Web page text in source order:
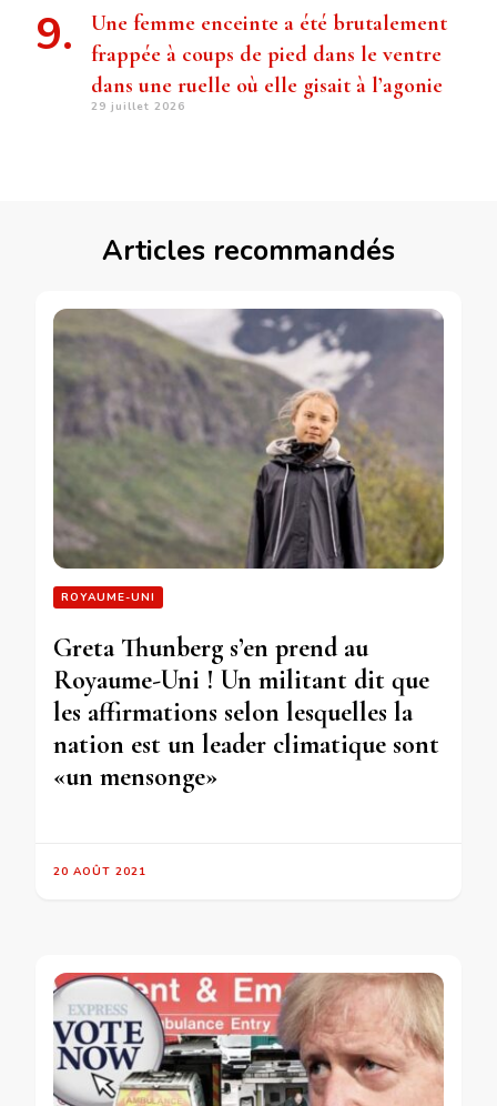
Une femme enceinte a été brutalement
frappée à coups de pied dans le ventre
dans une ruelle où elle gisait à l’agonie
29 juillet 2026
Articles recommandés
ROYAUME-UNI
Greta Thunberg s’en prend au
Royaume-Uni ! Un militant dit que
les affirmations selon lesquelles la
nation est un leader climatique sont
«un mensonge»
20 AOÛT 2021